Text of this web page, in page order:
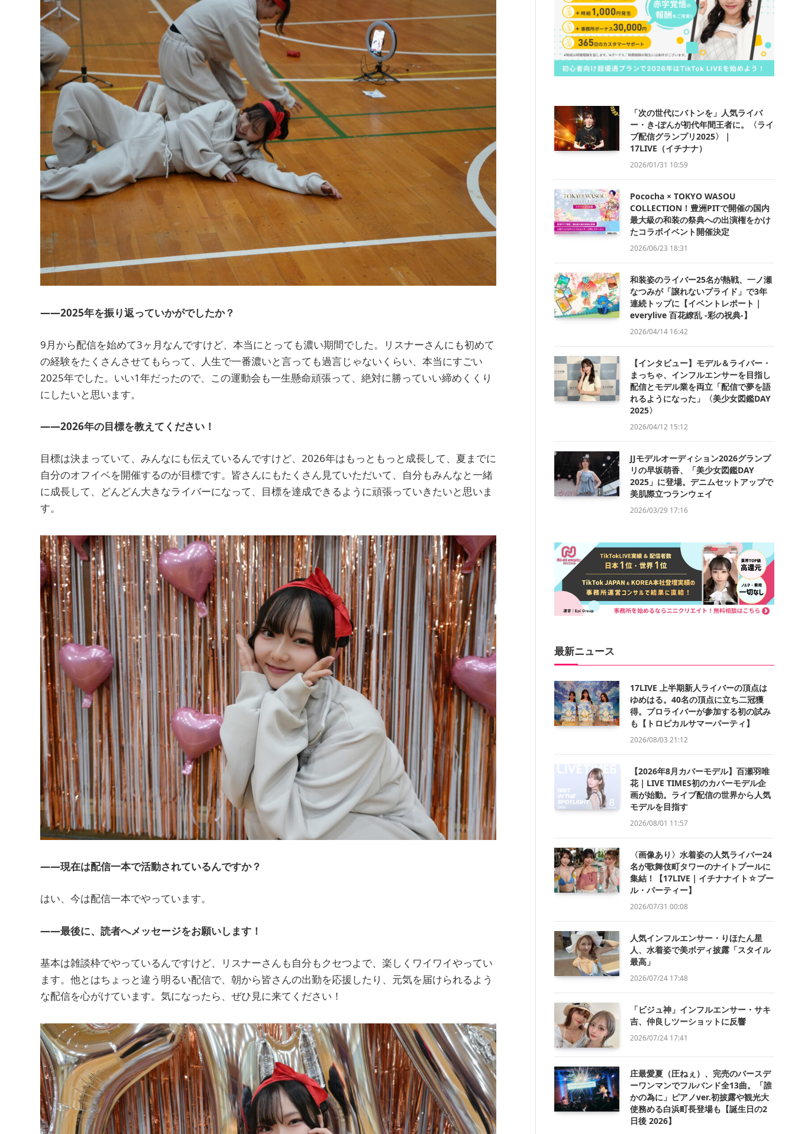
――2025年を振り返っていかがでしたか？
9月から配信を始めて3ヶ月なんですけど、本当にとっても濃い期間でした。リスナーさんにも初めて
の経験をたくさんさせてもらって、人生で一番濃いと言っても過言じゃないくらい、本当にすごい
2025年でした。いい1年だったので、この運動会も一生懸命頑張って、絶対に勝っていい締めくくり
にしたいと思います。
――2026年の目標を教えてください！
目標は決まっていて、みんなにも伝えているんですけど、2026年はもっともっと成長して、夏までに
自分のオフイベを開催するのが目標です。皆さんにもたくさん見ていただいて、自分もみんなと一緒
に成長して、どんどん大きなライバーになって、目標を達成できるように頑張っていきたいと思いま
す。
――現在は配信一本で活動されているんですか？
はい、今は配信一本でやっています。
――最後に、読者へメッセージをお願いします！
基本は雑談枠でやっているんですけど、リスナーさんも自分もクセつよで、楽しくワイワイやってい
ます。他とはちょっと違う明るい配信で、朝から皆さんの出勤を応援したり、元気を届けられるよう
な配信を心がけています。気になったら、ぜひ見に来てください！
「次の世代にバトンを」人気ライバ
ー・き-ぽんが初代年間王者に。〈ライ
ブ配信グランプリ2025〉｜
17LIVE（イチナナ）
2026/01/31 10:59
Pococha × TOKYO WASOU
COLLECTION！豊洲PITで開催の国内
最大級の和装の祭典への出演権をかけ
たコラボイベント開催決定
2026/06/23 18:31
和装姿のライバー25名が熱戦、一ノ瀬
なつみが「譲れないプライド」で3年
連続トップに【イベントレポート｜
everylive 百花繚乱 -彩の祝典-】
2026/04/14 16:42
【インタビュー】モデル＆ライバー・
まっちゃ、インフルエンサーを目指し
配信とモデル業を両立「配信で夢を語
れるようになった」〈美少女図鑑DAY
2025〉
2026/04/12 15:12
JJモデルオーディション2026グランプ
リの早坂萌香、「美少女図鑑DAY
2025」に登場。デニムセットアップで
美肌際立つランウェイ
2026/03/29 17:16
最新ニュース
17LIVE 上半期新人ライバーの頂点は
ゆめはる。40名の頂点に立ち二冠獲
得。プロライバーが参加する初の試み
も【トロピカルサマーパーティ】
2026/08/03 21:12
【2026年8月カバーモデル】百瀬羽唯
花｜LIVE TIMES初のカバーモデル企
画が始動。ライブ配信の世界から人気
モデルを目指す
2026/08/01 11:57
〈画像あり〉水着姿の人気ライバー24
名が歌舞伎町タワーのナイトプールに
集結！【17LIVE｜イチナナイト☆プー
ル・パーティー】
2026/07/31 00:08
人気インフルエンサー・りほたん星
人、水着姿で美ボディ披露「スタイル
最高」
2026/07/24 17:48
「ビジュ神」インフルエンサー・サキ
吉、仲良しツーショットに反響
2026/07/24 17:41
庄最愛夏（圧ねぇ）、完売のバースデ
ーワンマンでフルバンド全13曲。「誰
かの為に」ピアノver.初披露や観光大
使務める白浜町長登場も【誕生日の2
日後 2026】